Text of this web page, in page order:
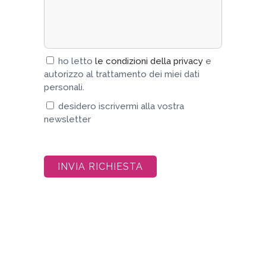
ho letto le condizioni della privacy e
autorizzo al trattamento dei miei dati
personali.
desidero iscrivermi alla vostra
newsletter